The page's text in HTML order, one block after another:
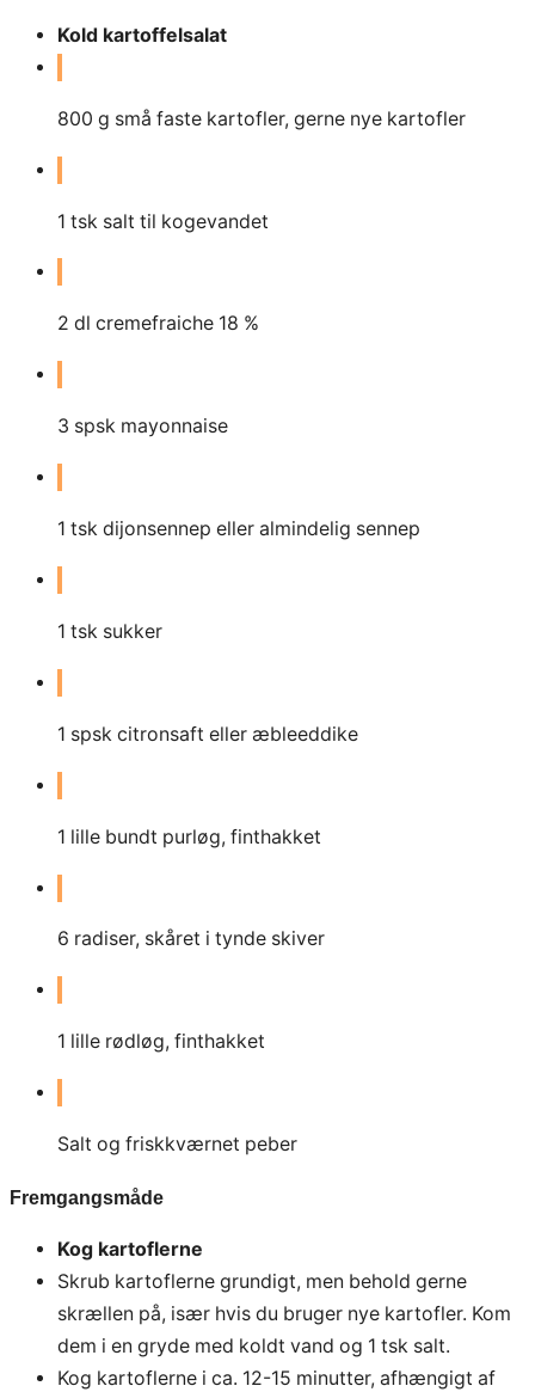
Kold kartoffelsalat
800 g små faste kartofler, gerne nye kartofler
1 tsk salt til kogevandet
2 dl cremefraiche 18 %
3 spsk mayonnaise
1 tsk dijonsennep eller almindelig sennep
1 tsk sukker
1 spsk citronsaft eller æbleeddike
1 lille bundt purløg, finthakket
6 radiser, skåret i tynde skiver
1 lille rødløg, finthakket
Salt og friskkværnet peber
Fremgangsmåde
Kog kartoflerne
Skrub kartoflerne grundigt, men behold gerne
skrællen på, især hvis du bruger nye kartofler. Kom
dem i en gryde med koldt vand og 1 tsk salt.
Kog kartoflerne i ca. 12-15 minutter, afhængigt af